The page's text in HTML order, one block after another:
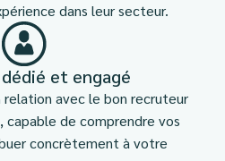
dans leur secteur.
et engagé
avec le bon recruteur
capable de comprendre vos
concrètement à votre